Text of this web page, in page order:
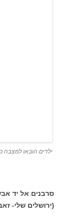
ילדים הובאו למצבה
סרבנים אל יד
(ירושלים שלי-